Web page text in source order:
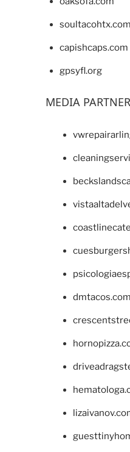
soultacohtx.com
capishcaps.com
gpsyfl.org
MEDIA
dmtacos.com